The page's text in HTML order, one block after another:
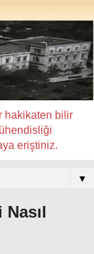
hakikaten bilir
eriştiniz.
▼